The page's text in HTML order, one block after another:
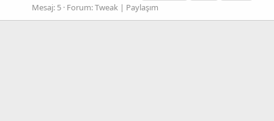
Mesaj: 5 Forum:Tweak | Paylaşım